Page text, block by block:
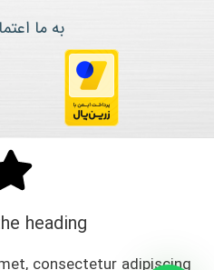
به ما
heading